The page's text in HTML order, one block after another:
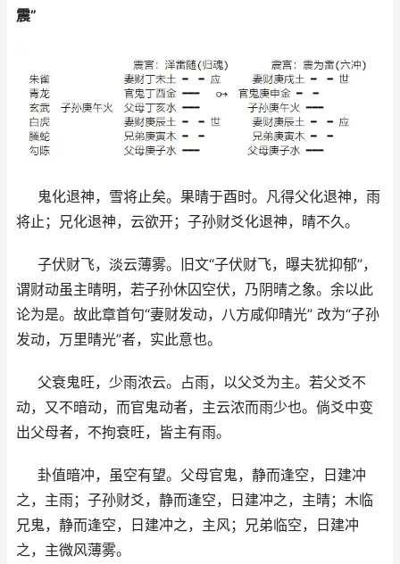
震”
鬼化退神，雪将止矣。果晴于酉时。凡得父化退神，雨
将止；兄化退神，云欲开；子孙财爻化退神，晴不久。
子伏财飞，淡云薄雾。旧文“子伏财飞，曝夫犹抑郁”，
谓财动虽主晴明，若子孙休囚空伏，乃阴晴之象。余以此
论为是。故此章首句“妻财发动，八方咸仰晴光” 改为“子孙
发动，万里晴光”者，实此意也。
父衰鬼旺，少雨浓云。占雨，以父爻为主。若父爻不
动，又不暗动，而官鬼动者，主云浓而雨少也。倘爻中变
出父母者，不拘衰旺，皆主有雨。
卦值暗冲，虽空有望。父母官鬼，静而逢空，日建冲
之，主雨；子孙财爻，静而逢空，日建冲之，主晴；木临
兄鬼，静而逢空，日建冲之，主风；兄弟临空，日建冲
之，主微风薄雾。